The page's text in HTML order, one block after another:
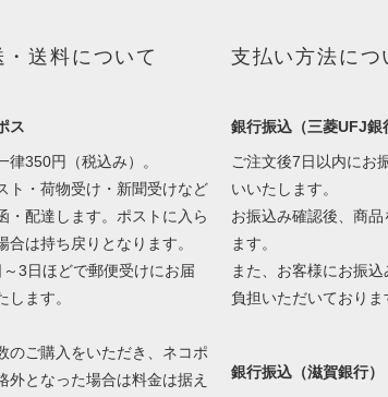
・送料について
ス
律350円（税込み）。
ト・荷物受け・新聞受けなど
・配達します。ポストに入ら
合は持ち戻りとなります。
3日ほどで郵便受けにお届
します。
のご購入をいただき、ネコポ
外となった場合は料金は据え
支払い方法につ
銀行振込（三菱UFJ銀
ご注文後7日以内にお
いいたします。
お振込み確認後、商品
ます。
また、お客様にお振
負担いただいておりま
銀行振込（滋賀銀行）